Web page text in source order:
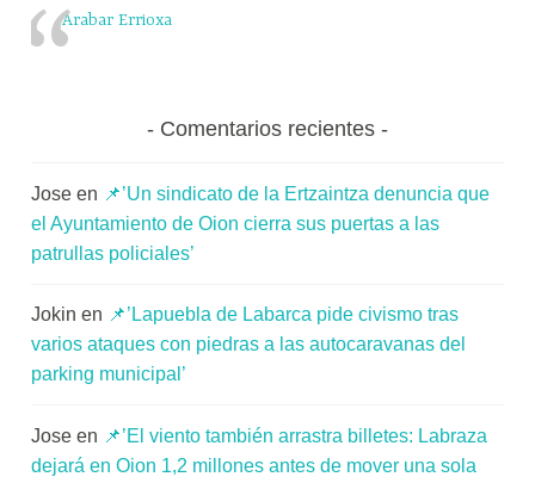
Arabar Errioxa
Comentarios recientes
Jose en 📌’Un sindicato de la Ertzaintza denuncia que
el Ayuntamiento de Oion cierra sus puertas a las
patrullas policiales’
Jokin en 📌’Lapuebla de Labarca pide civismo tras
varios ataques con piedras a las autocaravanas del
parking municipal’
Jose en 📌’El viento también arrastra billetes: Labraza
dejará en Oion 1,2 millones antes de mover una sola